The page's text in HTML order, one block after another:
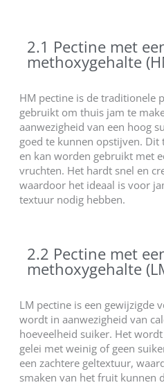
2.1 Pectine met
methoxygehalte
HM pectine is de traditionele
gebruikt om thuis jam te
aanwezigheid van een hoog
goed te kunnen opstijven. Dit
en kan worden gebruikt met
vruchten. Het hardt snel en
waardoor het ideaal is voor
textuur nodig hebben.
2.2 Pectine met
methoxygehalte
LM pectine is een gewijzigde
wordt in aanwezigheid van
hoeveelheid suiker. Het
gelei met weinig of geen
een zachtere geltextuur,
smaken van het fruit kunnen